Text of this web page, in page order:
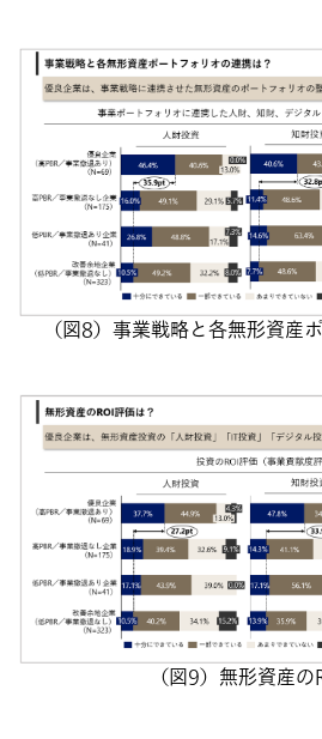
（図8）事業戦略と各無形資産
（図9）無形資産